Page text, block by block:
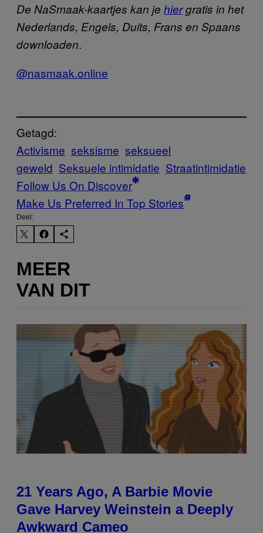
De NaSmaak-kaartjes kan je hiergratis in het
Nederlands, Engels, Duits, Frans en Spaans
downloaden.
@nasmaak.online
Getagd:
Activisme seksisme seksueel
geweld Seksuele intimidatie Straatintimidatie
Follow Us On Discover
Make Us Preferred In Top Stories
Deel:
MEER
VAN DIT
21 Years Ago, A Barbie Movie
Gave Harvey Weinstein a Deeply
Awkward Cameo